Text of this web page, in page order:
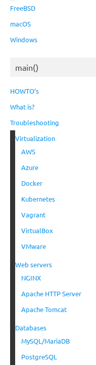
FreeBSD
macOS
Windows
main()
HOWTO’s
What is?
Troubleshooting
Virtualization
AWS
Azure
Docker
Kubernetes
Vagrant
VirtualBox
VMware
Web servers
NGINX
Apache HTTP Server
Apache Tomcat
Databases
MySQL/MariaDB
PostgreSQL